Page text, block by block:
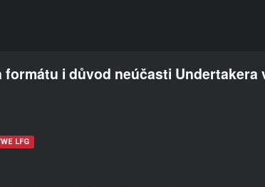
formátu i důvod neúčasti Undertakera
LFG